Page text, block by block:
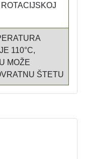
110°C,
MOŽE
ŠTETU